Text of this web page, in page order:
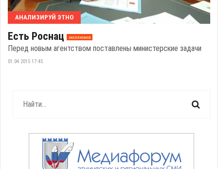
АНАЛИЗИРУЙ ЭТНО
Есть Роснац эксклюзив
Перед новым агентством поставлены министерские задачи
01.04.2015 17:45